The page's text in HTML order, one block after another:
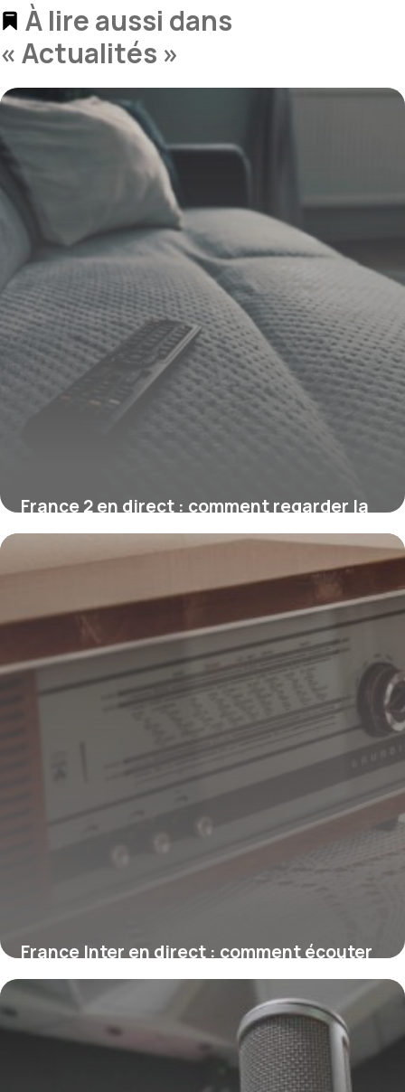
À lire aussi dans
« Actualités »
France 2 en direct : comment regarder la
chaîne gratuitement
1 août 2026
France Inter en direct : comment écouter
la radio en live